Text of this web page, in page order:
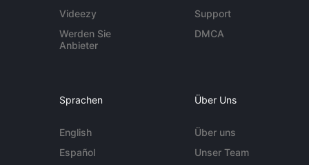
Videezy
Werden Sie
Anbieter
Support
DMCA
Sprachen
English
Español
Über Uns
Über uns
Unser Team